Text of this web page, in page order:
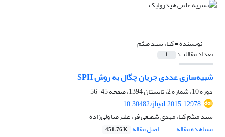
نویسنده =کیا، سید میثم
تعداد مقالات: 1
شبیه‌سازی عددی جریان چگال به روش SPH
دوره 10، شماره 2، تابستان 1394، صفحه
45-56
10.30482/jhyd.2015.12978
سید میثم کیا، مهدی شفیعی فر، علیرضا ولی‌زاده
مشاهده مقاله
اصل مقاله 451.76 K